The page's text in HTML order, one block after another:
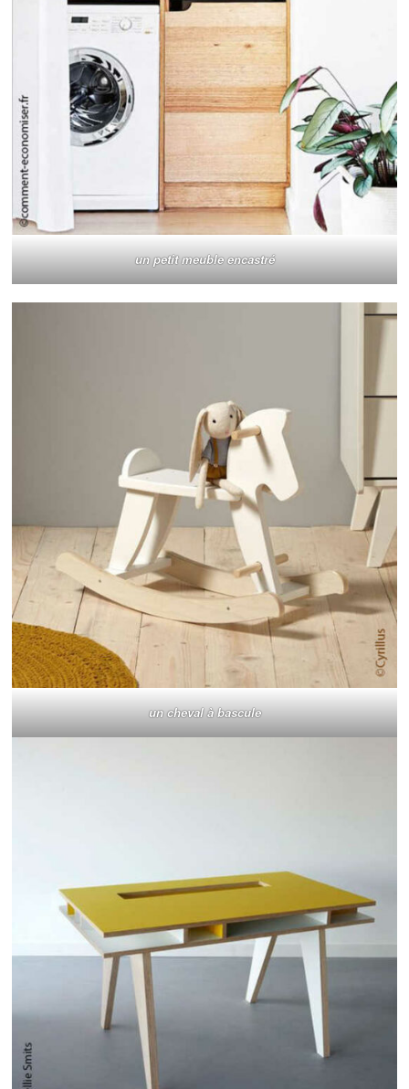
un petit meuble encastré
un cheval à bascule